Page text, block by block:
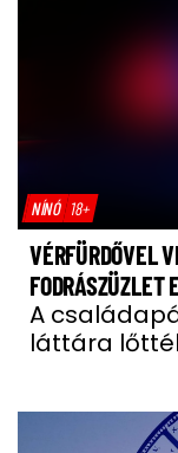
NÍNÓ 18+
VÉRFÜRDŐVEL
FODRÁSZÜZLET
A
láttára